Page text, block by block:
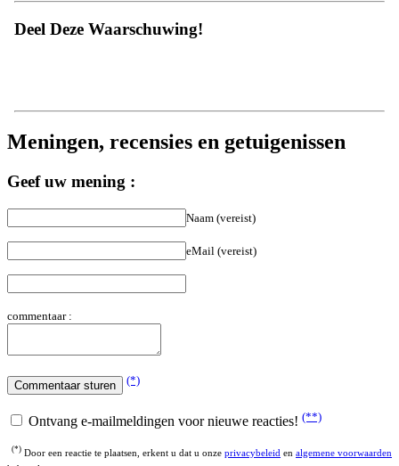
Deel Deze Waarschuwing!
Meningen, recensies en getuigenissen
Geef uw mening :
Naam (vereist)
eMail (vereist)
commentaar :
(*)
Ontvang e-mailmeldingen voor nieuwe reacties! (**)
(*) Door een reactie te plaatsen, erkent u dat u onze privacybeleid en algemene voorwaarden